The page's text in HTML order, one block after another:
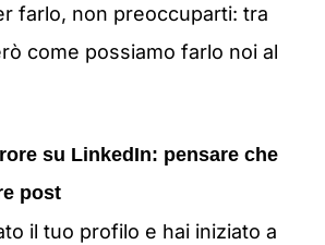
farlo, non preoccuparti: tra
come possiamo farlo noi al
su LinkedIn: pensare che
post
il tuo profilo e hai iniziato a